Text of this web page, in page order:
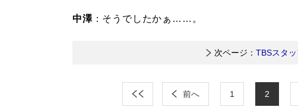
中澤：そうでしたかぁ……。
次ページ： TBSスタ
前へ 1 2